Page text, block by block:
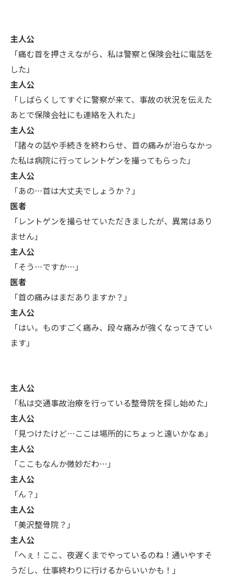
主人公
「痛む首を押さえながら、私は警察と保険会社に電話を
した」
主人公
「しばらくしてすぐに警察が来て、事故の状況を伝えた
あとで保険会社にも連絡を入れた」
主人公
「諸々の話や手続きを終わらせ、首の痛みが治らなかっ
た私は病院に行ってレントゲンを撮ってもらった」
主人公
「あの…首は大丈夫でしょうか？」
医者
「レントゲンを撮らせていただきましたが、異常はあり
ません」
主人公
「そう…ですか…」
医者
「首の痛みはまだありますか？」
主人公
「はい。ものすごく痛み、段々痛みが強くなってきてい
ます」
主人公
「私は交通事故治療を行っている整骨院を探し始めた」
主人公
「見つけたけど…ここは場所的にちょっと遠いかなぁ」
主人公
「ここもなんか微妙だわ…」
主人公
「ん？」
主人公
「美沢整骨院？」
主人公
「へぇ！ここ、夜遅くまでやっているのね！通いやすそ
うだし、仕事終わりに行けるからいいかも！」